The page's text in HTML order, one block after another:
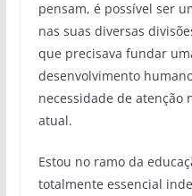
pensam, é possível ser
nas suas diversas
que precisava fundar
desenvolvimento
necessidade de atenção
atual.
Estou no ramo da
totalmente essencial